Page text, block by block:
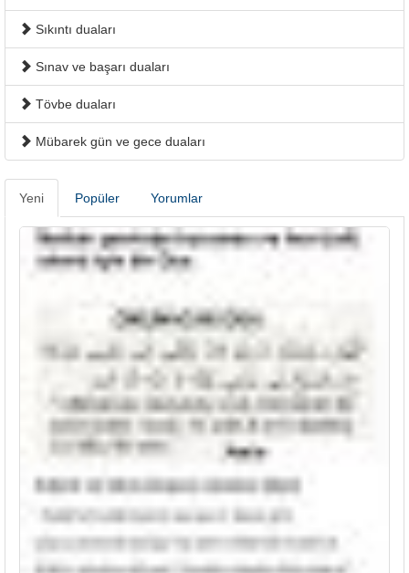
Sıkıntı duaları
Sınav ve başarı duaları
Tövbe duaları
Mübarek gün ve gece duaları
Yeni Popüler Yorumlar